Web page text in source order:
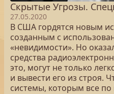
Скрытые Угрозы.
27.05.2020
В США гордятся новым
созданным с
«невидимости». Но
средства
это, могут не только
и вывести его из строя.
системы, которым все по